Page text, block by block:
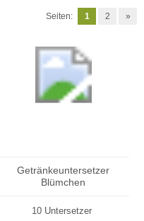
Seiten: 1 2 »
Getränkeuntersetzer
Blümchen
10 Untersetzer